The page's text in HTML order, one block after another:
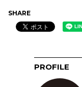
SHARE
PROFILE